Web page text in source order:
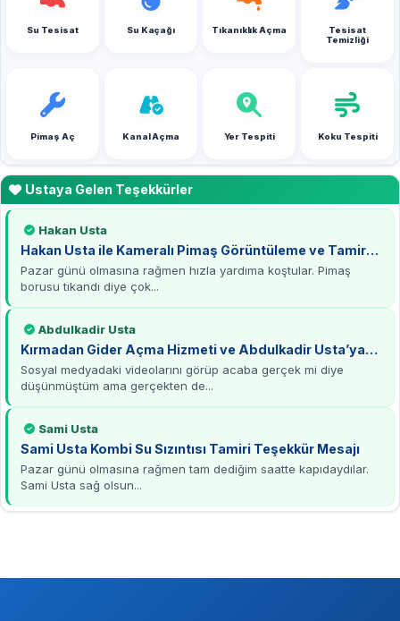
Su Tesisat Su Kaçağı Tıkanıklık Açma
Tesisat
Temizliği
Pimaş Aç Kanal Açma Yer Tespiti Koku Tespiti
Ustaya Gelen Teşekkürler
Hakan Usta
Hakan Usta ile Kameralı Pimaş Görüntüleme ve Tamirat
Deneyimi
Pazar günü olmasına rağmen hızla yardıma koştular. Pimaş
borusu tıkandı diye çok...
Abdulkadir Usta
Kırmadan Gider Açma Hizmeti ve Abdulkadir Usta’ya
Teşekkürler
Sosyal medyadaki videolarını görüp acaba gerçek mi diye
düşünmüştüm ama gerçekten de...
Sami Usta
Sami Usta Kombi Su Sızıntısı Tamiri Teşekkür Mesajı
Pazar günü olmasına rağmen tam dediğim saatte kapıdaydılar.
Sami Usta sağ olsun...